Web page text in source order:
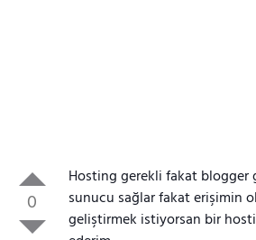
0
Hosting gerekli fakat blogger
sunucu sağlar fakat erişimin
geliştirmek istiyorsan bir